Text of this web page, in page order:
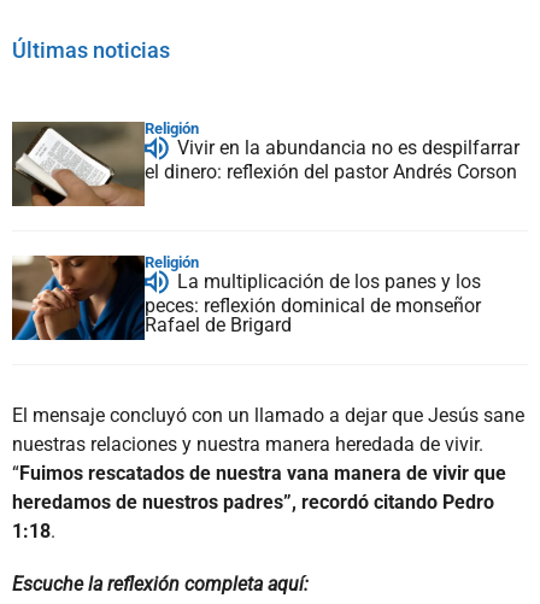
Últimas noticias
Religión
Vivir en la abundancia no es despilfarrar
el dinero: reflexión del pastor Andrés Corson
Religión
La multiplicación de los panes y los
peces: reflexión dominical de monseñor
Rafael de Brigard
El mensaje concluyó con un llamado a dejar que Jesús sane
nuestras relaciones y nuestra manera heredada de vivir.
“Fuimos rescatados de nuestra vana manera de vivir que
heredamos de nuestros padres”, recordó citando Pedro
1:18.
Escuche la reflexión completa aquí: